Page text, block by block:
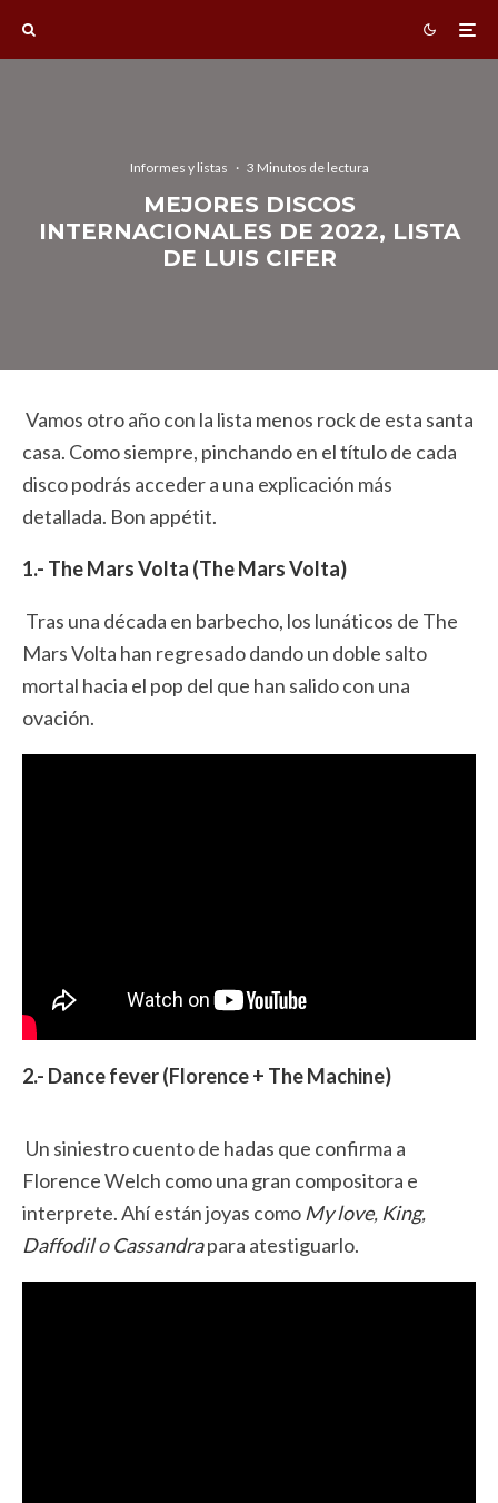
Informes y listas · 3 Minutos de lectura
MEJORES DISCOS
INTERNACIONALES DE 2022, LISTA
DE LUIS CIFER
Vamos otro año con la lista menos rock de esta santa
casa. Como siempre, pinchando en el título de cada
disco podrás acceder a una explicación más
detallada. Bon appétit.
1.- The Mars Volta (The Mars Volta)
Tras una década en barbecho, los lunáticos de The
Mars Volta han regresado dando un doble salto
mortal hacia el pop del que han salido con una
ovación.
2.- Dance fever (Florence + The Machine)
Un siniestro cuento de hadas que confirma a
Florence Welch como una gran compositora e
interprete. Ahí están joyas como My love, King,
DaffodiloCassandrapara atestiguarlo.